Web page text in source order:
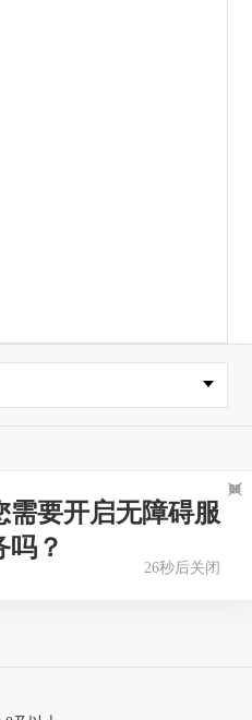
需要开启无障碍服
吗？
25秒后关闭
